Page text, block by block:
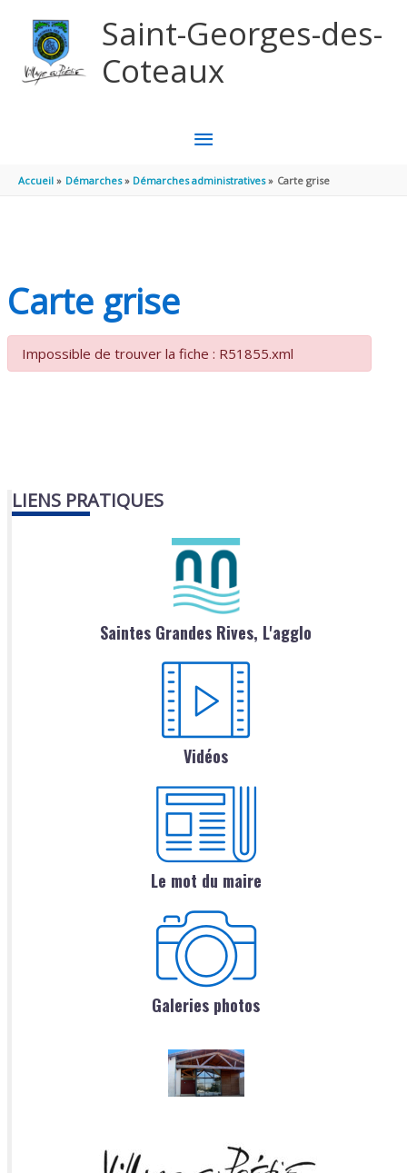
Saint-Georges-des-
Coteaux
MENU
PRINCIPAL
Accueil Démarches Démarches administratives Carte grise
Carte grise
Impossible de trouver la fiche : R51855.xml
LIENS PRATIQUES
Saintes Grandes Rives, L'agglo
Vidéos
Le mot du maire
Galeries photos